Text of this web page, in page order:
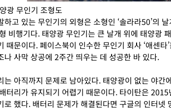
광 무인기 조형도
하고 있는 무인기의 외형은 소형인 ‘솔라라50’의
비행기다. 태양광 무인기는 큰 날개 위에 태양광
때문이다. 페이스북이 인수한 무인기 회사 ‘애센타
나 사막 상공에 2주간 띄우는 데 성공한 바 있다.
는 아직까지 문제로 남아있다. 태양광이 없는 야간
터리가 유지되기 어렵기 때문이다. 타이탄은
로 했다. 배터리 문제가 해결된다면 구글의 인터넷